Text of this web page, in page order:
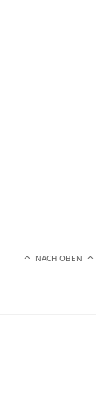
NACH OBEN